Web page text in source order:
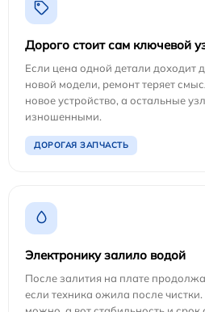
Дорого стоит сам ключевой
Если цена одной детали доходит
новой модели, ремонт теряет
новое устройство, а остальные
изношенными.
ДОРОГАЯ ЗАПЧАСТЬ
Электронику залило водой
После залития на плате
если техника ожила после